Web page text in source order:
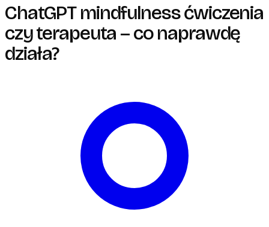
ChatGPT mindfulness ćwiczenia
czy terapeuta – co naprawdę
działa?